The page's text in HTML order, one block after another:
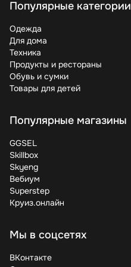
Популярные категории
Одежда
Для дома
Техника
Продукты и рестораны
Обувь и сумки
Товары для детей
Популярные магазины
GGSEL
Skillbox
Skyeng
Вебиум
Superstep
Круиз.онлайн
Мы в соцсетях
ВКонтакте